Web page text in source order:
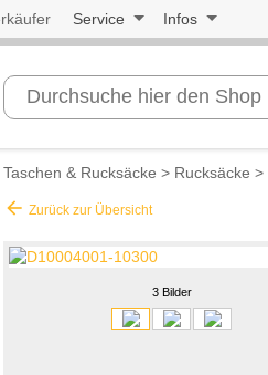
Service Infos
Taschen & Rucksäcke > Rucksäcke >
arrow_back Zurück zur Übersicht
3 Bilder